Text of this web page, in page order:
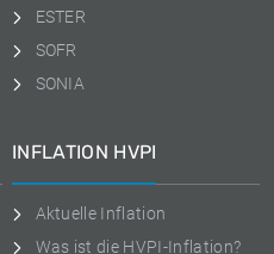
ESTER
SOFR
SONIA
INFLATION HVPI
Aktuelle Inflation
Was ist die HVPI-Inflation?